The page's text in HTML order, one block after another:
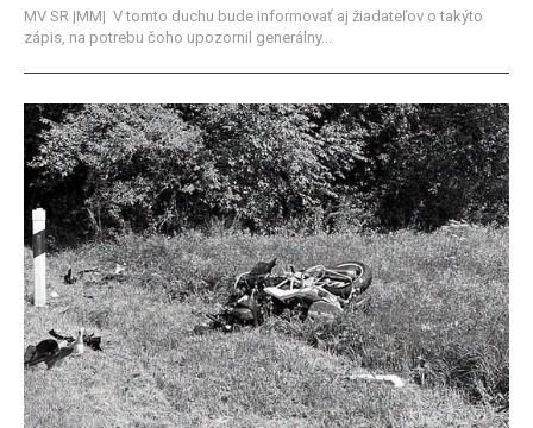
MV SR |MM| V tomto duchu bude informovať aj žiadateľov o takýto
zápis, na potrebu čoho upozornil generálny...